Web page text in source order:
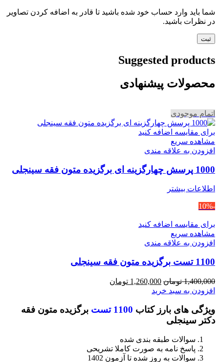
شما باید وارد حساب خود شده باشید تا قادر به اضافه کردن تصاویر
در نظرات باشید.
Suggested products
محصولات پیشنهادی
اتمام موجودی
برای مقایسه اضافه کنید
مشاهده سریع
افزودن به علاقه مندی
1000 پرسش چهارگزینه ای برگزیده متون فقه سینجلی
اطلاعات بیشتر
-10%
برای مقایسه اضافه کنید
مشاهده سریع
افزودن به علاقه مندی
1100 تست برگزیده متون فقه سینجلی
1,400,000 تومان قیمت
اصلی
بود.
1,260,000 تومان
است.
افزودن به سبد خرید
ویژگی های بارز کتاب 1100 تست
برگزیده متون فقه
دکتر سینجلی
سوالات طبقه بندی شده
پاسخ نامه به صورت کاملا تشریحی
سوالات به روز شده تا آزمون 1402